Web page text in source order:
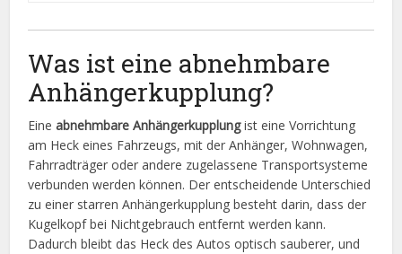
Was ist eine abnehmbare
Anhängerkupplung?
Eineabnehmbare Anhängerkupplungist eine Vorrichtung
am Heck eines Fahrzeugs, mit der Anhänger, Wohnwagen,
Fahrradträger oder andere zugelassene Transportsysteme
verbunden werden können. Der entscheidende Unterschied
zu einer starren Anhängerkupplung besteht darin, dass der
Kugelkopf bei Nichtgebrauch entfernt werden kann.
Dadurch bleibt das Heck des Autos optisch sauberer, und